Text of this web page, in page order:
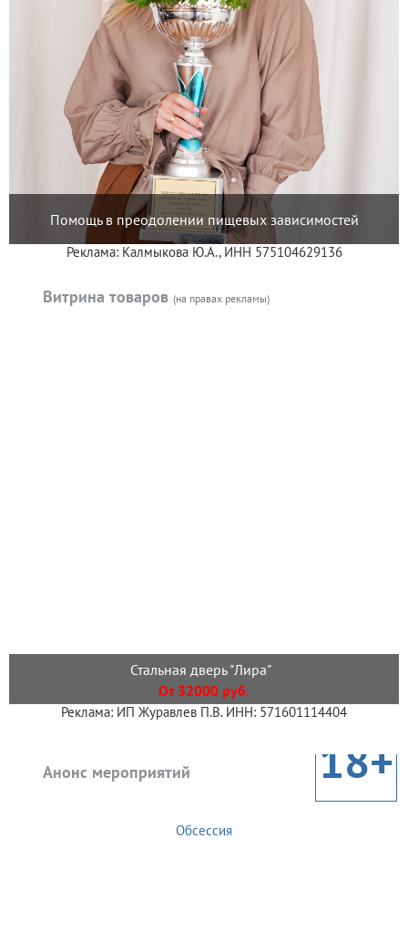
Помощь в преодолении пищевых зависимостей
Реклама: Калмыкова Ю.А., ИНН 575104629136
Витрина товаров (на правах рекламы)
Стальная дверь "Лира"
От 32000 руб.
Реклама: ИП Журавлев П.В. ИНН: 571601114404
Анонс мероприятий 18+
Обсессия